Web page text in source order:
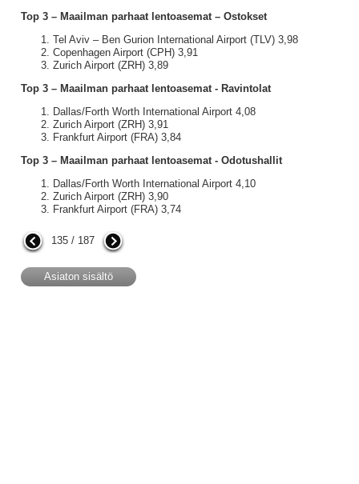
Top 3 – Maailman parhaat lentoasemat – Ostokset
Tel Aviv – Ben Gurion International Airport (TLV) 3,98
Copenhagen Airport (CPH) 3,91
Zurich Airport (ZRH) 3,89
Top 3 – Maailman parhaat lentoasemat - Ravintolat
Dallas/Forth Worth International Airport 4,08
Zurich Airport (ZRH) 3,91
Frankfurt Airport (FRA) 3,84
Top 3 – Maailman parhaat lentoasemat - Odotushallit
Dallas/Forth Worth International Airport 4,10
Zurich Airport (ZRH) 3,90
Frankfurt Airport (FRA) 3,74
135 / 187
Asiaton sisältö